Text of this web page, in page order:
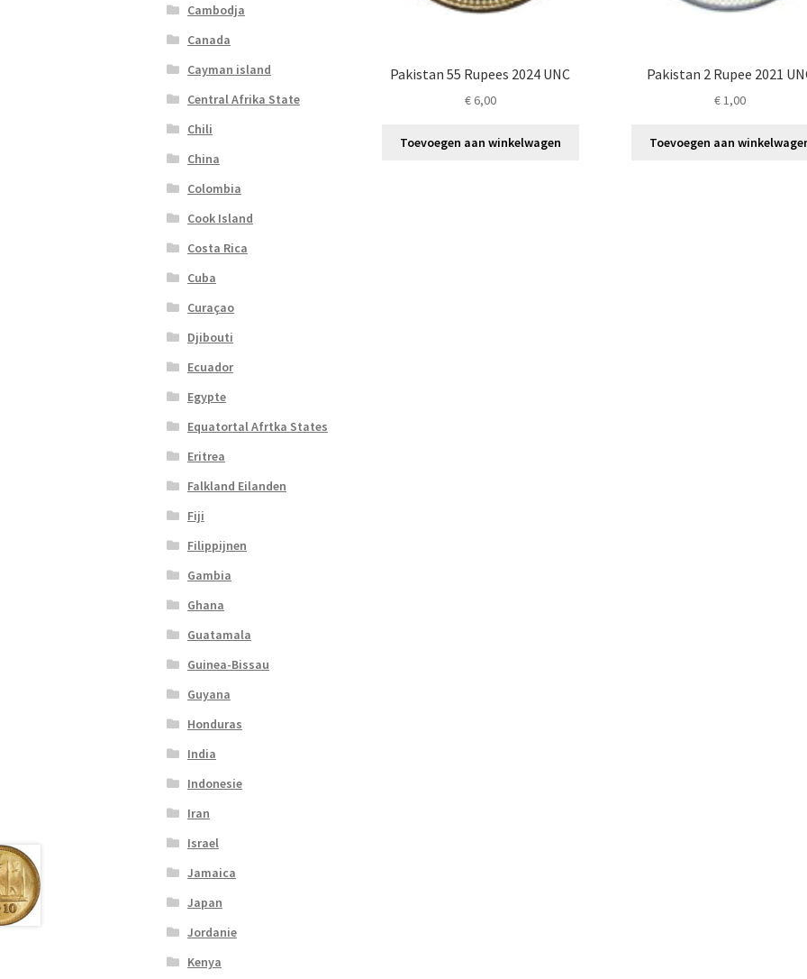
Pakistan 55 Rupees 2024 UNC
€6,00
Toevoegen aan winkelwagen
Pakistan 2 Rupee 2021
€1,00
Toevoegen aan
Cambodja
Canada
Cayman island
Central Afrika State
Chili
China
Colombia
Cook Island
Costa Rica
Cuba
Curaçao
Djibouti
Ecuador
Egypte
Equatortal Afrtka States
Eritrea
Falkland Eilanden
Fiji
Filippijnen
Gambia
Ghana
Guatamala
Guinea-Bissau
Guyana
Honduras
India
Indonesie
Iran
Israel
Jamaica
Japan
Jordanie
Kenya